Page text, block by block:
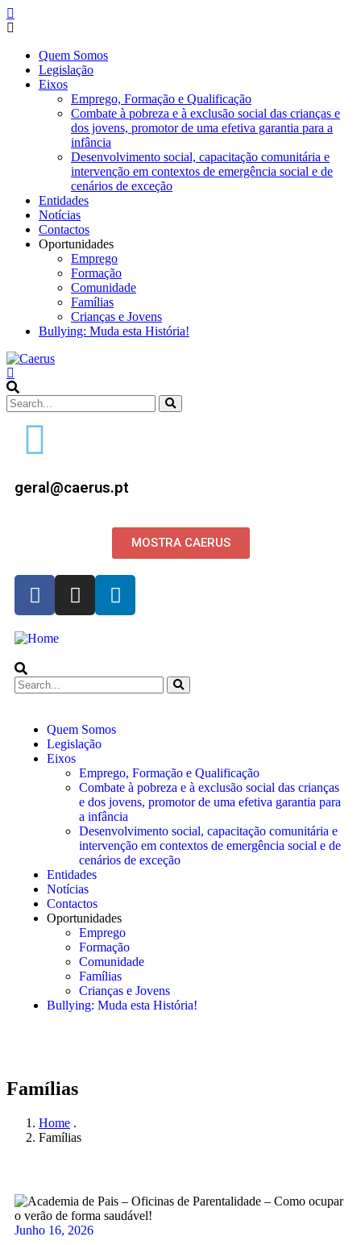
Quem Somos
Legislação
Eixos
Emprego, Formação e Qualificação
Combate à pobreza e à exclusão social das crianças e
dos jovens, promotor de uma efetiva garantia para a
infância
Desenvolvimento social, capacitação comunitária e
intervenção em contextos de emergência social e de
cenários de exceção
Entidades
Notícias
Contactos
Oportunidades
Emprego
Formação
Comunidade
Famílias
Crianças e Jovens
Bullying: Muda esta História!
geral@caerus.pt
MOSTRA CAERUS
Quem Somos
Legislação
Eixos
Emprego, Formação e Qualificação
Combate à pobreza e à exclusão social das crianças
e dos jovens, promotor de uma efetiva garantia para
a infância
Desenvolvimento social, capacitação comunitária e
intervenção em contextos de emergência social e de
cenários de exceção
Entidades
Notícias
Contactos
Oportunidades
Emprego
Formação
Comunidade
Famílias
Crianças e Jovens
Bullying: Muda esta História!
Famílias
Home .
Famílias
Junho 16, 2026